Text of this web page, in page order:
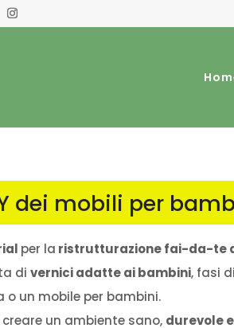
dei mobili per
per la ristrutturazione fai-da-te
divernici adatte ai bambini, fasi
o un mobile per bambini.
creare un ambiente sano, durevole